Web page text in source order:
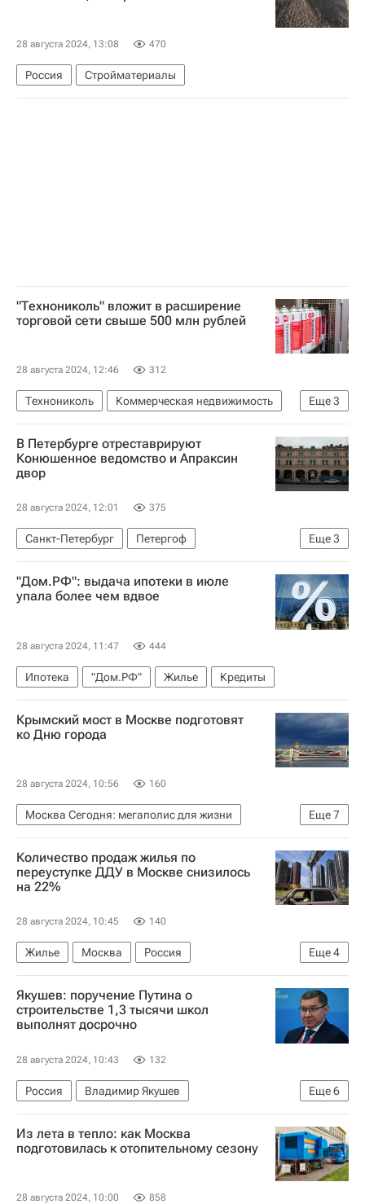
28 августа 2024, 13:08 470
Россия Стройматериалы
"Технониколь" вложит в расширение
торговой сети свыше 500 млн рублей
28 августа 2024, 12:46 312
Еще3
Технониколь
Коммерческая недвижимость
Екатеринбург
Игорь Рыбаков Россия
В Петербурге отреставрируют
Конюшенное ведомство и Апраксин
двор
28 августа 2024, 12:01 375
Еще3
Санкт-Петербург
Петергоф
Александр Беглов
Архитектура
Реставрация
"Дом.РФ": выдача ипотеки в июле
упала более чем вдвое
28 августа 2024, 11:47 444
Ипотека "Дом.РФ" Жилье Кредиты
Крымский мост в Москве подготовят
ко Дню города
28 августа 2024, 10:56 160
Еще7
Москва Сегодня: мегаполис для жизни
Гормост
День города Москвы
Москва
Городское хозяйство Москвы
Комплекс городского хозяйства Москвы
Мосты
Городская среда
Количество продаж жилья по
переуступке ДДУ в Москве снизилось
на 22%
28 августа 2024, 10:45 140
Еще4
Жилье Москва
Россия
Федеральная служба государственной регистрации, кадастра и картографии (Росреестр)
Центральный Банк РФ (ЦБ РФ)
Долевое строительство
Якушев: поручение Путина о
строительстве 1,3 тысячи школ
выполнят досрочно
28 августа 2024, 10:43 132
Еще6
Россия
Владимир Якушев
Владимир Путин
Единая Россия
Инфраструктура
Социальная инфраструктура
Из лета в тепло: как Москва
подготовилась к отопительному сезону
28 августа 2024, 10:00 858